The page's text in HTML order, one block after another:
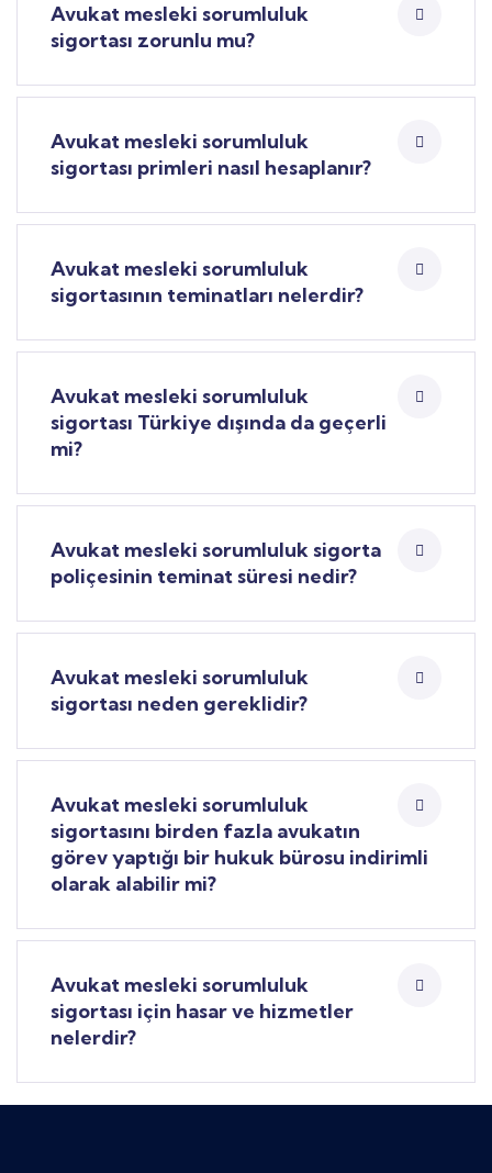
Avukat mesleki sorumluluk
sigortası zorunlu mu?
Avukat mesleki sorumluluk
sigortası primleri nasıl hesaplanır?
Avukat mesleki sorumluluk
sigortasının teminatları nelerdir?
Avukat mesleki sorumluluk
sigortası Türkiye dışında da geçerli
mi?
Avukat mesleki sorumluluk sigorta
poliçesinin teminat süresi nedir?
Avukat mesleki sorumluluk
sigortası neden gereklidir?
Avukat mesleki sorumluluk
sigortasını birden fazla avukatın
görev yaptığı bir hukuk bürosu indirimli
olarak alabilir mi?
Avukat mesleki sorumluluk
sigortası için hasar ve hizmetler
nelerdir?